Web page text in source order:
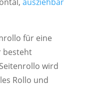
für eine
besteht
wird
Rollo und